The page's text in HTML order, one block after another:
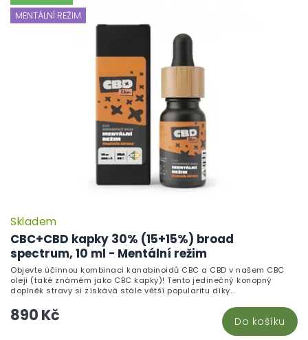
MENTÁLNÍ REŽIM
CBC+CBD kapky 30% (15+15%) broad
spectrum, 10 ml - Mentální režim
Skladem
890 Kč Do košíku
Objevte účinnou kombinaci kanabinoidů CBC a CBD v našem CBC
oleji (také známém jako CBC kapky)! Tento jedinečný konopný
doplněk stravy si získává stále větší popularitu díky...